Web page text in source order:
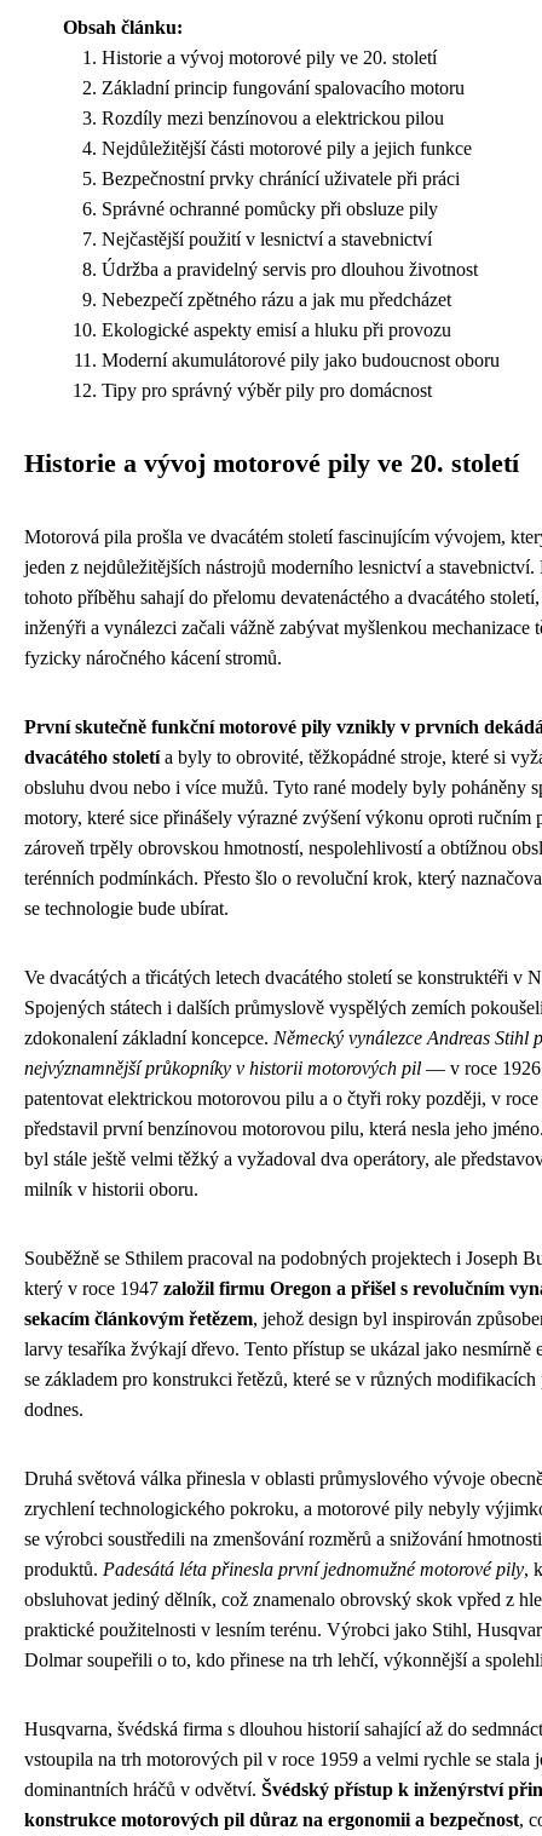
Obsah článku:
Historie a vývoj motorové pily ve 20. století
Základní princip fungování spalovacího motoru
Rozdíly mezi benzínovou a elektrickou pilou
Nejdůležitější části motorové pily a jejich funkce
Bezpečnostní prvky chránící uživatele při práci
Správné ochranné pomůcky při obsluze pily
Nejčastější použití v lesnictví a stavebnictví
Údržba a pravidelný servis pro dlouhou životnost
Nebezpečí zpětného rázu a jak mu předcházet
Ekologické aspekty emisí a hluku při provozu
Moderní akumulátorové pily jako budoucnost oboru
Tipy pro správný výběr pily pro domácnost
Historie a vývoj motorové pily ve 20. století
Motorová pila prošla ve dvacátém století fascinujícím vývojem,
jeden z nejdůležitějších nástrojů moderního lesnictví a stavebnictví.
tohoto příběhu sahají do přelomu devatenáctého a dvacátého
inženýři a vynálezci začali vážně zabývat myšlenkou mechanizace
fyzicky náročného kácení stromů.
První skutečně funkční motorové pily vznikly v prvních
dvacátého stoletía byly to obrovité, těžkopádné stroje, které si
obsluhu dvou nebo i více mužů. Tyto rané modely byly poháněny
motory, které sice přinášely výrazné zvýšení výkonu oproti ručním
zároveň trpěly obrovskou hmotností, nespolehlivostí a obtížnou
terénních podmínkách. Přesto šlo o revoluční krok, který
se technologie bude ubírat.
Ve dvacátých a třicátých letech dvacátého století se konstruktéři v
Spojených státech i dalších průmyslově vyspělých zemích
zdokonalení základní koncepce. Německý vynálezce Andreas Stihl
nejvýznamnější průkopníky v historii motorových pil — v roce 1926
patentovat elektrickou motorovou pilu a o čtyři roky později, v
představil první benzínovou motorovou pilu, která nesla jeho
byl stále ještě velmi těžký a vyžadoval dva operátory, ale
milník v historii oboru.
Souběžně se Sthilem pracoval na podobných projektech i Joseph
který v roce 1947 založil firmu Oregon a přišel s revolučním
sekacím článkovým řetězem, jehož design byl inspirován
larvy tesaříka žvýkají dřevo. Tento přístup se ukázal jako nesmírně
se základem pro konstrukci řetězů, které se v různých
dodnes.
Druhá světová válka přinesla v oblasti průmyslového vývoje
zrychlení technologického pokroku, a motorové pily nebyly
se výrobci soustředili na zmenšování rozměrů a snižování
produktů. Padesátá léta přinesla první jednomužné motorové pily,
obsluhovat jediný dělník, což znamenalo obrovský skok vpřed z
praktické použitelnosti v lesním terénu. Výrobci jako Stihl,
Dolmar soupeřili o to, kdo přinese na trh lehčí, výkonnější a
Husqvarna, švédská firma s dlouhou historií sahající až do
vstoupila na trh motorových pil v roce 1959 a velmi rychle se stala
dominantních hráčů v odvětví. Švédský přístup k inženýrství
konstrukce motorových pil důraz na ergonomii a bezpečnost,